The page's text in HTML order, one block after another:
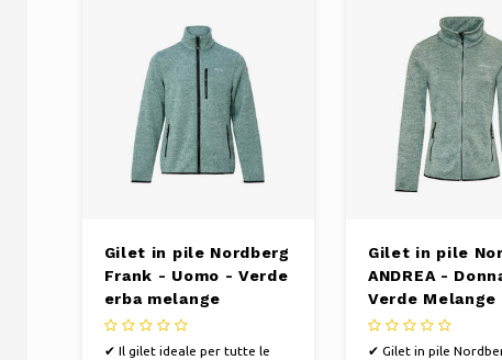
Gilet in pile Nordberg
Frank - Uomo - Verde
erba melange
✔ Il gilet ideale per tutte le
Gilet in pile
ANDREA -
Verde Melange
✔ Gilet in pile